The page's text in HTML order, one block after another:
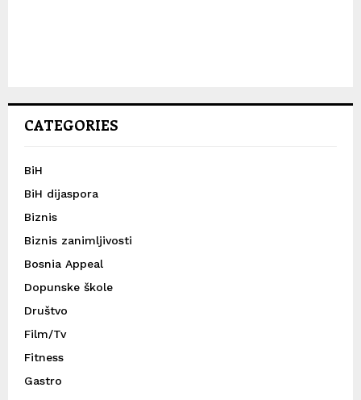
CATEGORIES
BiH
BiH dijaspora
Biznis
Biznis zanimljivosti
Bosnia Appeal
Dopunske škole
Društvo
Film/Tv
Fitness
Gastro